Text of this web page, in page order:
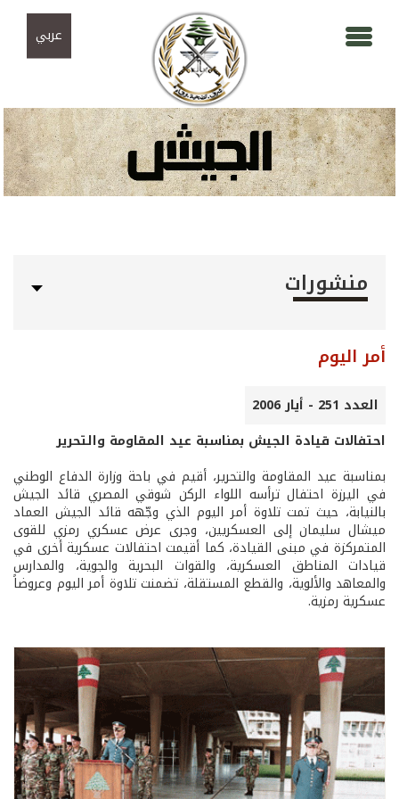
عربي
منشورات
أمر اليوم
العدد 251 - أيار 2006
احتفالات قيادة الجيش بمناسبة عيد المقاومة والتحرير
بمناسبة عيد المقاومة والتحرير، أقيم في باحة وزارة الدفاع الوطني
في اليرزة احتفال ترأسه اللواء الركن شوقي المصري قائد الجيش
بالنيابة، حيث تمت تلاوة أمر اليوم الذي وجّهه قائد الجيش العماد
ميشال سليمان إلى العسكريين، وجرى عرض عسكري رمزي للقوى
المتمركزة في مبنى القيادة، كما أقيمت احتفالات عسكرية أخرى في
قيادات المناطق العسكرية، والقوات البحرية والجوية، والمدارس
والمعاهد والألوية، والقطع المستقلة، تضمنت تلاوة أمر اليوم وعروضاً
عسكرية رمزية.